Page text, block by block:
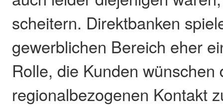
scheitern. Direktbanken
gewerblichen Bereich eher
Rolle, die Kunden
regionalbezogenen Kontakt